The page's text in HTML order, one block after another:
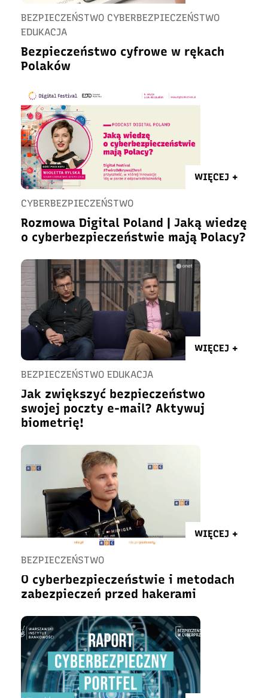
BEZPIECZEŃSTWO CYBERBEZPIECZEŃSTWO
EDUKACJA
Bezpieczeństwo cyfrowe w rękach
Polaków
WIĘCEJ +
CYBERBEZPIECZEŃSTWO
Rozmowa Digital Poland | Jaką wiedzę
o cyberbezpieczeństwie mają Polacy?
WIĘCEJ +
BEZPIECZEŃSTWO EDUKACJA
Jak zwiększyć bezpieczeństwo
swojej poczty e-mail? Aktywuj
biometrię!
WIĘCEJ +
BEZPIECZEŃSTWO
O cyberbezpieczeństwie i metodach
zabezpieczeń przed hakerami